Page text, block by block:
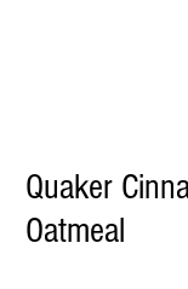
Quaker
Oatmeal